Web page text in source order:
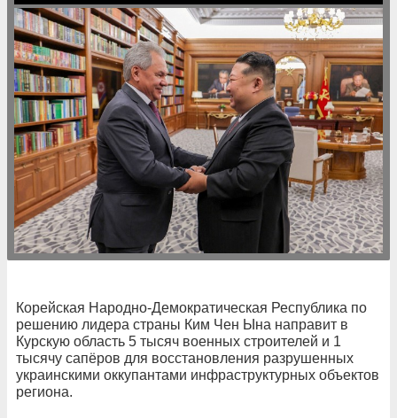
Корейская Народно-Демократическая Республика по
решению лидера страны Ким Чен Ына направит в
Курскую область 5 тысяч военных строителей и 1
тысячу сапёров для восстановления разрушенных
украинскими оккупантами инфраструктурных объектов
региона.